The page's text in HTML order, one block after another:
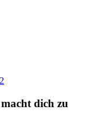
dich zu